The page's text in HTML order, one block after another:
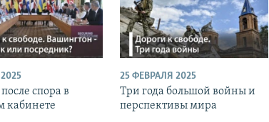
спора в
кабинете
25 ФЕВРАЛЯ 2025
Три года большой войны и
перспективы мира